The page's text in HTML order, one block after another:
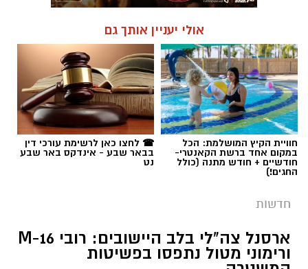
אולי יעניין אותך גם
חוויית הקיץ המושלמת: הכל
במקום אחד ברשת הקאנטרי-
חודשיים + חודש מתנה (כולל
החגים!)
☎ לחצו כאן לרשימת עורכי דין
בבאר שבע - אינדקס באר שבע
נט
חדשות
ארסנל צה"לי בלב היישובים: רובי M-16
ורימוני מטול נתפסו בפשיטות